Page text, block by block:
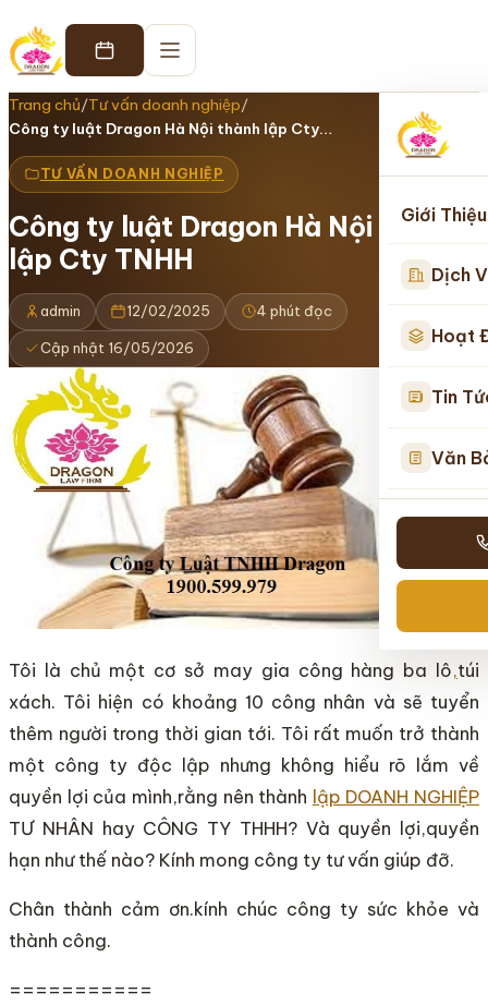
Giới Thiệu
Dịch
Hoạt
Tin
Văn
Trang chủ/Tư vấn doanh nghiệp/
Công ty luật Dragon Hà Nội thành lập Cty…
TƯ VẤN DOANH NGHIỆP
Công ty luật Dragon Hà Nội thành
lập Cty TNHH
admin 12/02/2025 4 phút đọc
Cập nhật 16/05/2026
Tôi là chủ một cơ sở may gia công hàng ba lô,túi
xách. Tôi hiện có khoảng 10 công nhân và sẽ tuyển
thêm người trong thời gian tới. Tôi rất muốn trở thành
một công ty độc lập nhưng không hiểu rõ lắm về
quyền lợi của mình,rằng nên thành lập DOANH NGHIỆP
TƯ NHÂN hay CÔNG TY THHH? Và quyền lợi,quyền
hạn như thế nào? Kính mong công ty tư vấn giúp đỡ.
Chân thành cảm ơn.kính chúc công ty sức khỏe và
thành công.
===========